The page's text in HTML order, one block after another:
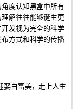
度认知黑盒中所有
解往往能够诞生更
发视为完全的科学
方式和科学的传播
娶白富美，走上人生